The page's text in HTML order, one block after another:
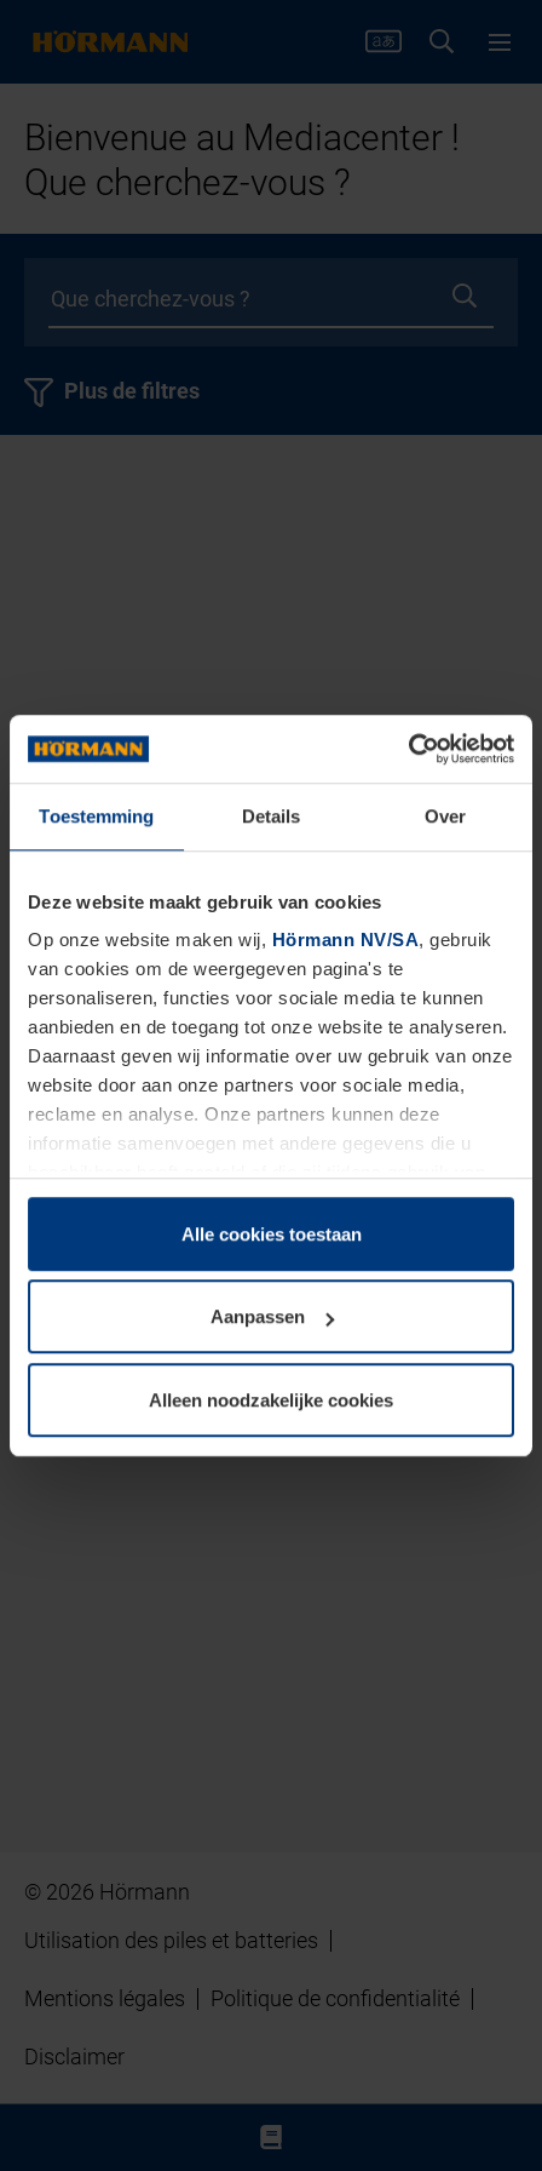
Toestemming Details Over
Deze website maakt gebruik van cookies
Op onze website maken wij, Hörmann NV/SA, gebruik
van cookies om de weergegeven pagina's te
personaliseren, functies voor sociale media te kunnen
aanbieden en de toegang tot onze website te analyseren.
Daarnaast geven wij informatie over uw gebruik van onze
website door aan onze partners voor sociale media,
reclame en analyse. Onze partners kunnen deze
informatie samenvoegen met andere gegevens die u
hun diensten hebben verzameld.
Juridisch hebben wij het recht om cookies op uw
van deze pagina's absoluut vereist is. Voor alle andere
soorten cookies is uw toestemming benodigd. Uw
toestemming kunt u op elk moment bij de uitleg van de
wijzigen of herroepen.
Alle cookies toestaan
Aanpassen
Alleen noodzakelijke cookies
Bienvenue au Mediacenter !
Que cherchez-vous ?
Plus de filtres
© 2026 Hörmann
Utilisation des piles et batteries
Mentions légales Politique de confidentialité
Disclaimer